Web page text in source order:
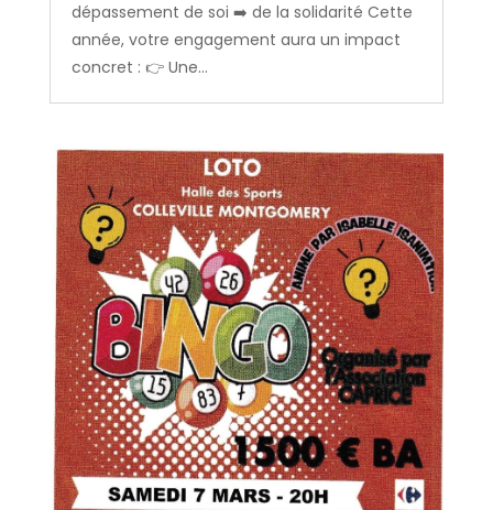
dépassement de soi ➡️ de la solidarité Cette
année, votre engagement aura un impact
concret : 👉 Une...